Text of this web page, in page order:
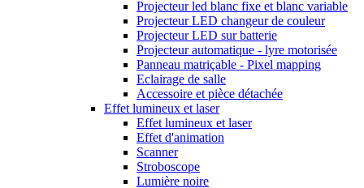
Projecteur led blanc fixe et blanc variable
Projecteur LED changeur de couleur
Projecteur LED sur batterie
Projecteur automatique - lyre motorisée
Panneau matriçable - Pixel mapping
Eclairage de salle
Accessoire et pièce détachée
Effet lumineux et laser
Effet lumineux et laser
Effet d'animation
Scanner
Stroboscope
Lumière noire